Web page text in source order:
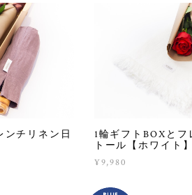
ンチリネン日
1輪ギフトBOXとフ
トール【ホワイト】
¥9,980